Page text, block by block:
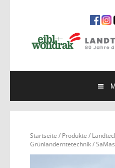
Startseite / Produkte /
Grünlanderntetechnik/